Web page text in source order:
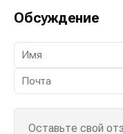
Обсуждение